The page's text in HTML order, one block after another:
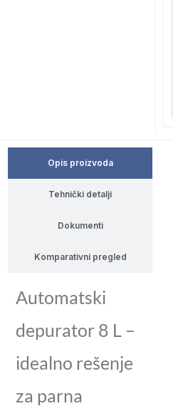
Opis proizvoda
Tehnički detalji
Dokumenti
Komparativni pregled
Automatski
depurator 8 L –
idealno rešenje
za parna